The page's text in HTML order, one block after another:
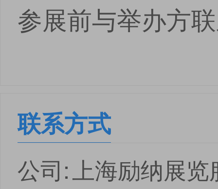
参展前与举办方
联系方式
公司: 上海励纳展